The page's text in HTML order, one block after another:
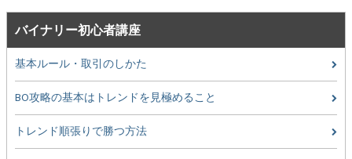
バイナリー初心者講座
基本ルール・取引のしかた
BO攻略の基本はトレンドを見極めること
トレンド順張りで勝つ方法